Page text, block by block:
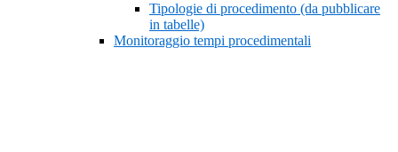
Tipologie di procedimento (da pubblicare
in tabelle)
Monitoraggio tempi procedimentali